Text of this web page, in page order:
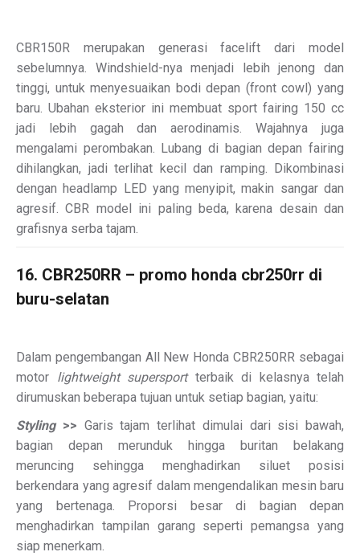
CBR150R merupakan generasi facelift dari model
sebelumnya. Windshield-nya menjadi lebih jenong dan
tinggi, untuk menyesuaikan bodi depan (front cowl) yang
baru. Ubahan eksterior ini membuat sport fairing 150 cc
jadi lebih gagah dan aerodinamis. Wajahnya juga
mengalami perombakan. Lubang di bagian depan fairing
dihilangkan, jadi terlihat kecil dan ramping. Dikombinasi
dengan headlamp LED yang menyipit, makin sangar dan
agresif. CBR model ini paling beda, karena desain dan
grafisnya serba tajam.
16. CBR250RR – promo honda cbr250rr di
buru-selatan
Dalam pengembangan All New Honda CBR250RR sebagai
motor lightweight supersportterbaik di kelasnya telah
dirumuskan beberapa tujuan untuk setiap bagian, yaitu:
Styling>> Garis tajam terlihat dimulai dari sisi bawah,
bagian depan merunduk hingga buritan belakang
meruncing sehingga menghadirkan siluet posisi
berkendara yang agresif dalam mengendalikan mesin baru
yang bertenaga. Proporsi besar di bagian depan
menghadirkan tampilan garang seperti pemangsa yang
siap menerkam.